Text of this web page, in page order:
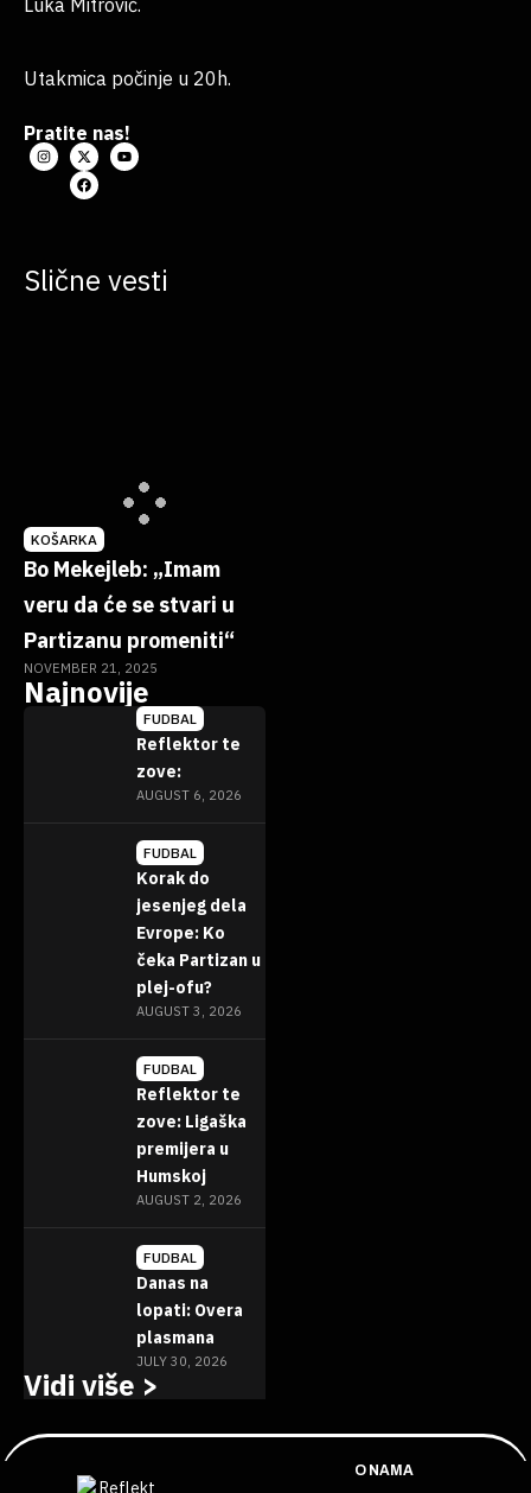
Luka Mitrović.
Utakmica počinje u 20h.
Pratite nas!
Slične vesti
KOŠARKA
Bo Mekejleb: „Imam
veru da će se stvari u
Partizanu promeniti“
NOVEMBER 21, 2025
Najnovije
FUDBAL
Reflektor te
zove:
AUGUST 6, 2026
FUDBAL
Korak do
jesenjeg dela
Evrope: Ko
čeka Partizan u
plej-ofu?
AUGUST 3, 2026
FUDBAL
Reflektor te
zove: Ligaška
premijera u
Humskoj
AUGUST 2, 2026
FUDBAL
Danas na
lopati: Overa
plasmana
JULY 30, 2026
Vidi više >
O NAMA